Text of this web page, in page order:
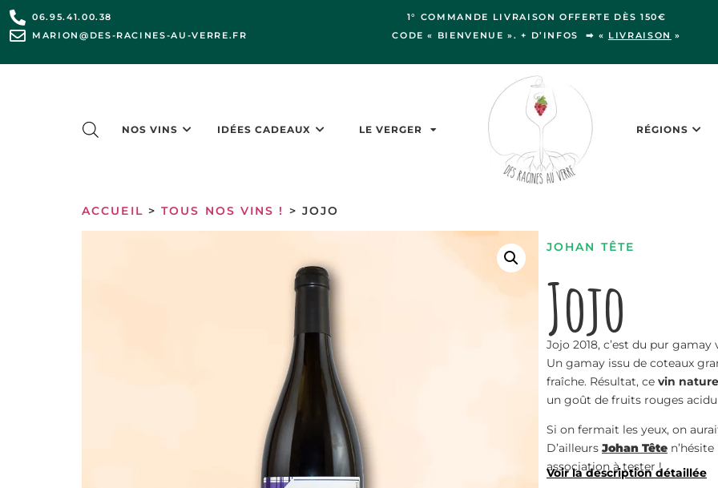
06.95.41.00.38
MARION@DES-RACINES-AU-VERRE.FR
1° COMMANDE LIVRAISON OFFERTE DÈS 150€
CODE « BIENVENUE ». + D’INFOS ➡ « LIVRAISON »
NOS VINS IDÉES CADEAUX LE VERGER RÉGIONS
ACCUEIL >TOUS NOS VINS ! > JOJO
JOHAN TÊTE
Jojo
Jojo 2018, c’est du pur
Un gamay issu de coteaux
fraîche. Résultat, ce vin
un goût de fruits rouges
Si on fermait les yeux, on
D’ailleurs Johan Tête
association à tester !
Voir la description détaillée